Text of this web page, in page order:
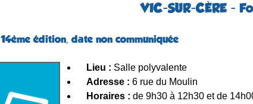
VIC-SUR-CÈRE -
14ème édition,date non communiquée
Lieu : Salle polyvalente
Adresse : 6 rue du Moulin
Horaires : de 9h30 à 12h30 et de